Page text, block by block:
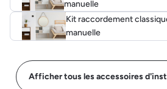
manuelle
Kit raccordement
manuelle
Afficher tous les accessoires